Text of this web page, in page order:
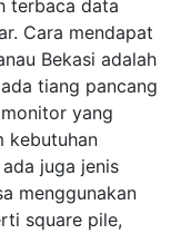
terbaca data
Cara mendapat
Bekasi adalah
tiang pancang
yang
kebutuhan
juga jenis
menggunakan
square pile,